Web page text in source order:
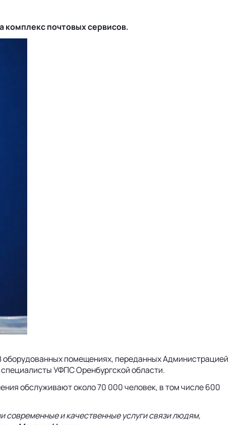
комплекс почтовых сервисов.
оборудованных помещениях, переданных Администрацией
УФПС Оренбургской области.
обслуживают около 70 000 человек, в том числе 600
современные и качественные услуги связи людям,